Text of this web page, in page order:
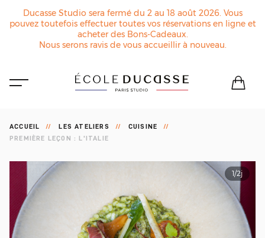
Ducasse Studio sera fermé du 2 au 18 août 2026. Vous
pouvez toutefois effectuer toutes vos réservations en ligne et
acheter des Bons-Cadeaux.
Nous serons ravis de vous accueillir à nouveau.
ACCUEIL LES ATELIERS
CUISINE
PREMIÈRE LEÇON : L'ITALIE
1/2j